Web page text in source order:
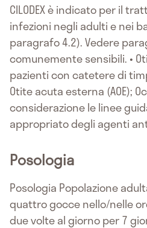
CILODEX è indicato per il
infezioni negli adulti e nei
paragrafo 4.2). Vedere
comunemente sensibili. •
pazienti con catetere di
Otite acuta esterna (AOE);
considerazione le linee
appropriato degli agenti
Posologia
Posologia Popolazione
quattro gocce nello/nelle
due volte al giorno per 7